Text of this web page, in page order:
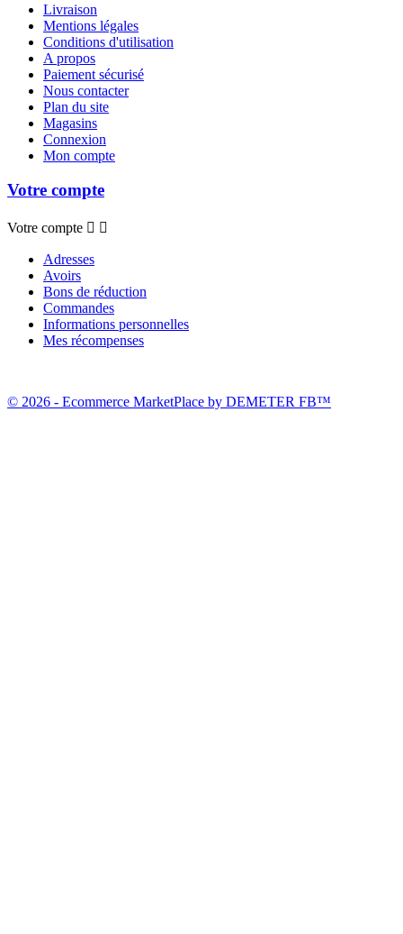
Livraison
Mentions légales
Conditions d'utilisation
A propos
Paiement sécurisé
Nous contacter
Plan du site
Magasins
Connexion
Mon compte
Votre compte
Votre compte  
Adresses
Avoirs
Bons de réduction
Commandes
Informations personnelles
Mes récompenses
© 2026 - Ecommerce MarketPlace by DEMETER FB™